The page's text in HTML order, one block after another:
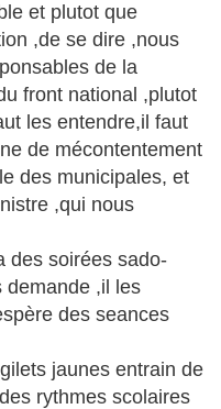
et plutot que
,de se dire ,nous
de la
front national ,plutot
les entendre,il faut
de mécontentement
des municipales, et
,qui nous
des soirées sado-
demande ,il les
des seances
jaunes entrain de
rythmes scolaires